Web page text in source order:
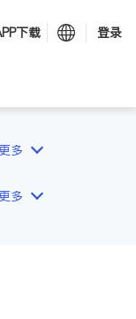
下载 登录
多
多